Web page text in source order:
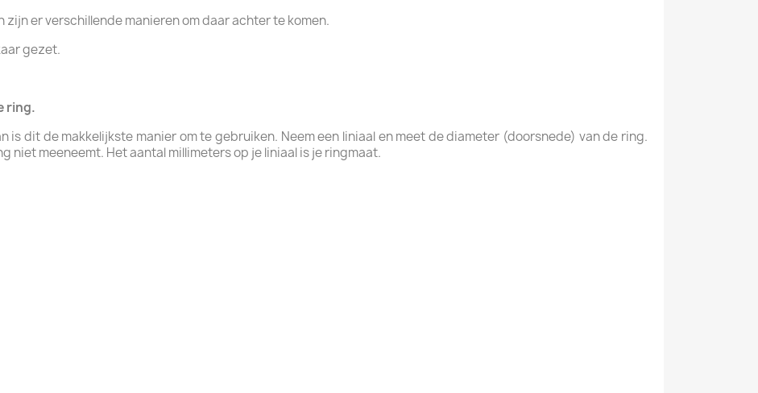
zijn er verschillende manieren om daar achter te komen.
gezet.
ring.
is dit de makkelijkste manier om te gebruiken. Neem een liniaal en meet de diameter (doorsnede) van de ring.
niet meeneemt. Het aantal millimeters op je liniaal is je ringmaat.